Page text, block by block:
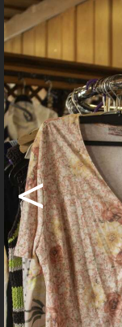
auf jeden
nächsten
Text und
www.gfv-
Share
<